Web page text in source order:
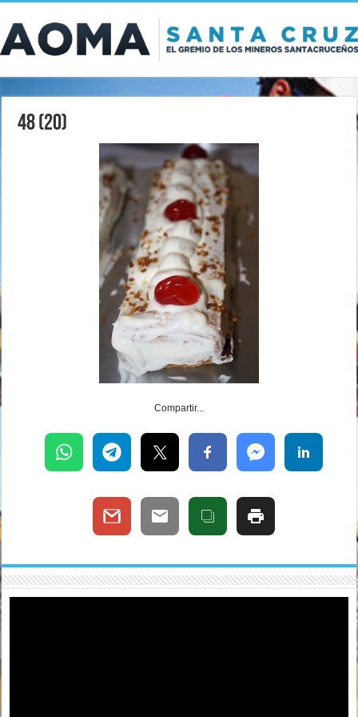
48 (20)
Compartir...